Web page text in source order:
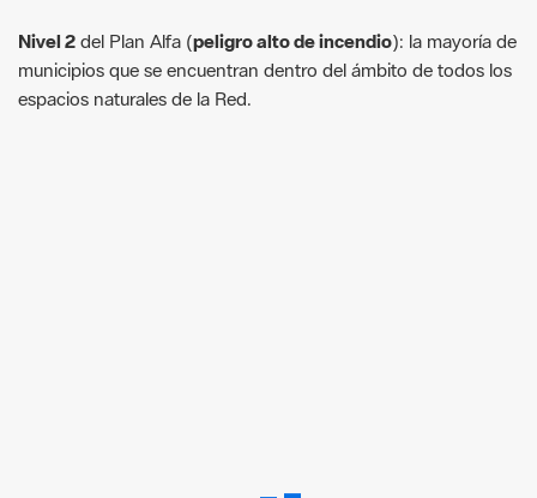
Nivel 2 del Plan Alfa (peligro alto de incendio): la mayoría de
municipios que se encuentran dentro del ámbito de todos los
espacios naturales de la Red.